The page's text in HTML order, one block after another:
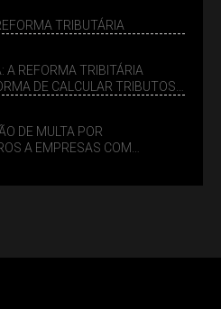
TRIBUTÁRIA
A REFORMA TRIBITÁRIA
DE CALCULAR TRIBUTOS
DE MULTA POR
A EMPRESAS COM